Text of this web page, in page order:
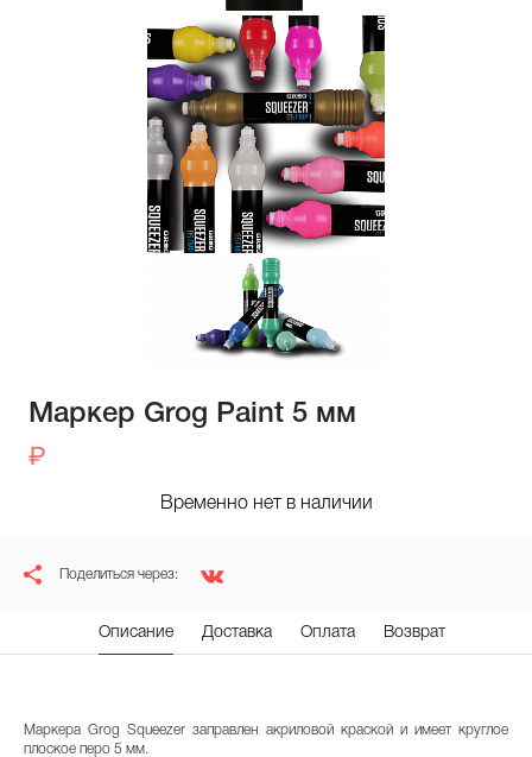
Маркер Grog Paint 5 мм
Временно нет в наличии
Поделиться через:
Описание Доставка Оплата Возврат
Маркера Grog Squeezer заправлен акриловой краской и имеет круглое
плоское перо 5 мм.